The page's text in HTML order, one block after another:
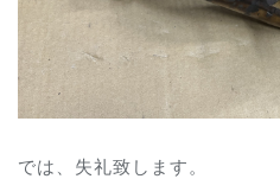
では、失礼致します。